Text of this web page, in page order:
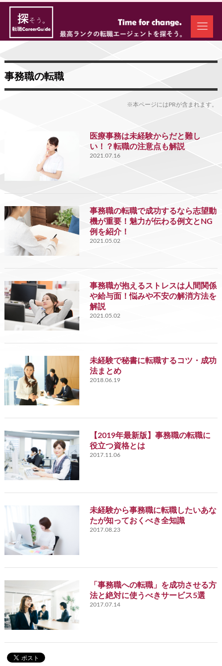
事務職の転職
※本ページにはPRが含まれます。
医療事務は未経験からだと難し
い！？転職の注意点も解説
2021.07.16
事務職の転職で成功するなら志望動
機が重要！魅力が伝わる例文とNG
例を紹介！
2021.05.02
事務職が抱えるストレスは人間関係
や給与面！悩みや不安の解消方法を
解説
2021.05.02
未経験で秘書に転職するコツ・成功
法まとめ
2018.06.19
【2019年最新版】事務職の転職に
役立つ資格とは
2017.11.06
未経験から事務職に転職したいあな
たが知っておくべき全知識
2017.08.23
「事務職への転職」を成功させる方
法と絶対に使うべきサービス5選
2017.07.14